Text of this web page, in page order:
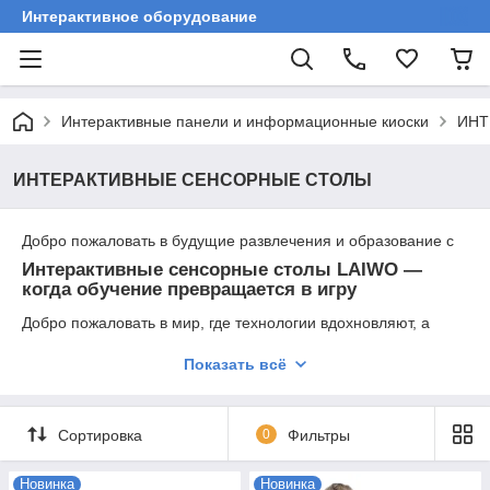
Интерактивное оборудование
Интерактивные панели и информационные киоски
ИНТЕРАКТИВНЫЕ СЕНСОРНЫЕ СТОЛЫ
Добро пожаловать в будущие развлечения и образование с
Интерактивные сенсорные столы LAIWO —
когда обучение превращается в игру
Добро пожаловать в мир, где технологии вдохновляют, а
умный помощник,учитель,игровой партнери
творческая мастерская
в одном устройстве.
Почему выбирают сенсорные столы LAIWO:
Показать всё
Сортировка 0 Фильтры
Новинка Новинка